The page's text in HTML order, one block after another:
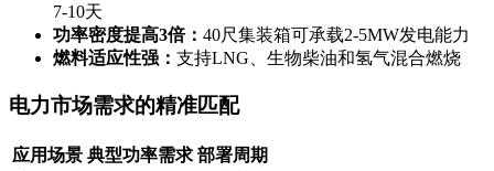
7-10天
功率密度提高3倍： 40尺集装箱可承载2-5MW发电能力
燃料适应性强： 支持LNG、生物柴油和氢气混合燃烧
电力市场需求的精准匹配
应用场景 典型功率需求 部署周期